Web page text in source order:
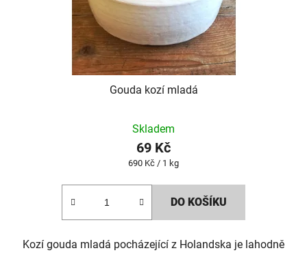
Gouda kozí mladá
Skladem
69 Kč
Měrná
690 Kč / 1 kg
DO KOŠÍKU
Kozí gouda mladá pocházející z Holandska je lahodně